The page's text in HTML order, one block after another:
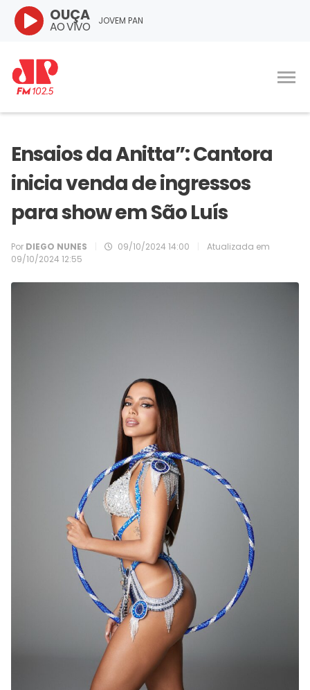
JOVEM PAN
OUÇA
AO VIVO
Ensaios da Anitta”: Cantora
inicia venda de ingressos
para show em São Luís
Por DIEGO NUNES 09/10/2024 14:00
Atualizada em
09/10/2024 12:55